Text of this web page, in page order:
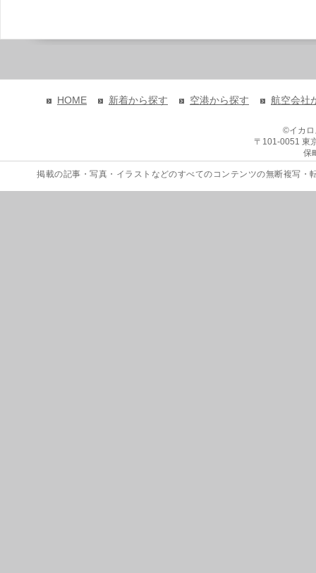
HOME 新着から探す 空港から探す 航空会社
©イカ
〒101-0051 東
保
掲載の記事・写真・イラストなどのすべてのコンテンツの無断複